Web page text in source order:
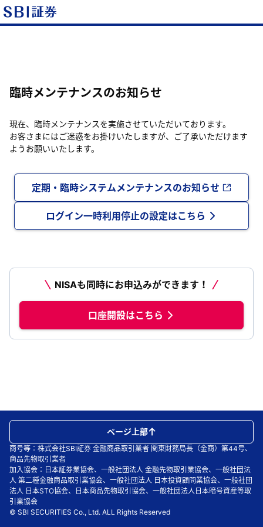
臨時メンテナンスのお知らせ
現在、臨時メンテナンスを実施させていただいております。
お客さまにはご迷惑をお掛けいたしますが、ご了承いただけます
ようお願いいたします。
定期・臨時システムメンテナンスのお知らせ
ログイン一時利用停止の設定はこちら
NISAも同時にお申込みができます！
口座開設はこちら
商号等：株式会社SBI証券 金融商品取引業者 関東財務局長（金商）第44号、
商品先物取引業者
加入協会：日本証券業協会、一般社団法人 金融先物取引業協会、一般社団法
人 第二種金融商品取引業協会、一般社団法人 日本投資顧問業協会、一般社団
法人 日本STO協会、日本商品先物取引協会、一般社団法人日本暗号資産等取
引業協会
© SBI SECURITIES Co., Ltd. ALL Rights Reserved
ページ上部